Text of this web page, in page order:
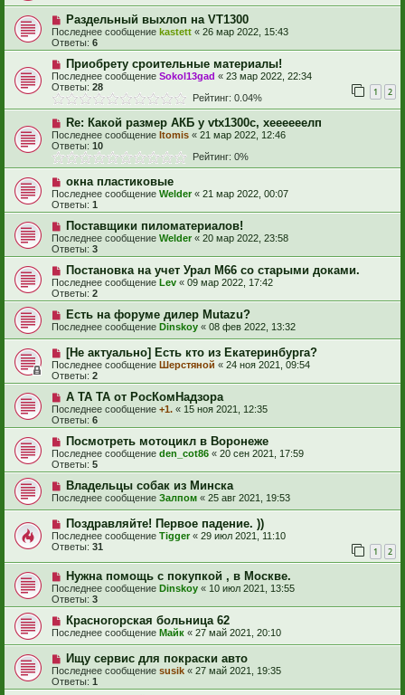
Раздельный выхлоп на VT1300
Последнее сообщение kastett « 26 мар 2022, 15:43
Ответы: 6
Приобрету сроительные материалы!
Последнее сообщение Sokol13gad « 23 мар 2022, 22:34
Ответы: 28 1 2
Рейтинг: 0.04%
Re: Какой размер АКБ у vtx1300c, хеееееелп
Последнее сообщение Itomis « 21 мар 2022, 12:46
Ответы: 10
Рейтинг: 0%
окна пластиковые
Последнее сообщение Welder« 21 мар 2022, 00:07
Ответы: 1
Поставщики пиломатериалов!
Последнее сообщение Welder « 20 мар 2022, 23:58
Ответы: 3
Постановка на учет Урал М66 со старыми доками.
Последнее сообщение Lev « 09 мар 2022, 17:42
Ответы: 2
Есть на форуме дилер Mutazu?
Последнее сообщение Dinskoy « 08 фев 2022, 13:32
[Не актуально] Есть кто из Екатеринбурга?
Последнее сообщение Шерстяной « 24 ноя 2021, 09:54
Ответы: 2
А ТА ТА от РосКомНадзора
Последнее сообщение +1. « 15 ноя 2021, 12:35
Ответы: 6
Посмотреть мотоцикл в Воронеже
Последнее сообщение den_cot86 « 20 сен 2021, 17:59
Ответы: 5
Владельцы собак из Минска
Последнее сообщение Залпом « 25 авг 2021, 19:53
Поздравляйте! Первое падение. ))
Последнее сообщение Tigger« 29 июл 2021, 11:10
Ответы: 31 1 2
Нужна помощь с покупкой , в Москве.
Последнее сообщение Dinskoy « 10 июл 2021, 13:55
Ответы: 3
Красногорская больница 62
Последнее сообщение Майк « 27 май 2021, 20:10
Ищу сервис для покраски авто
Последнее сообщение susik « 27 май 2021, 19:35
Ответы: 1